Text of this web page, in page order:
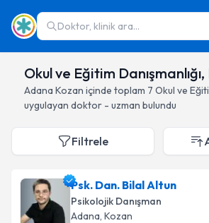
Doktor, klinik ara...
Okul ve Eğitim
Adana Kozan içinde toplam 7 Okul ve
uygulayan doktor - uzman bulundu
Filtrele
Psk. Dan. Bilal Altun
Psikolojik Danışman
Adana, Kozan